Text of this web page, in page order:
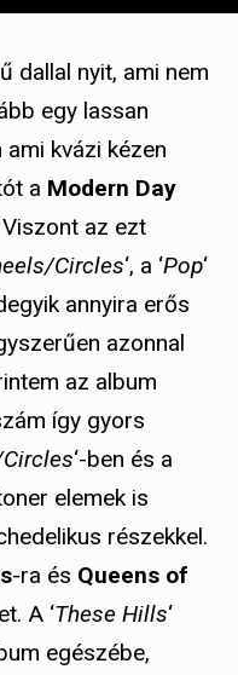
dallal nyit, ami nem
egy lassan
kvázi kézen
a Modern Day
az ezt
Circles‘, a ‘Pop‘
annyira erős
azonnal
az album
így gyors
‘-ben és a
elemek is
részekkel.
-ra és Queens of
A ‘These Hills‘
egészébe,